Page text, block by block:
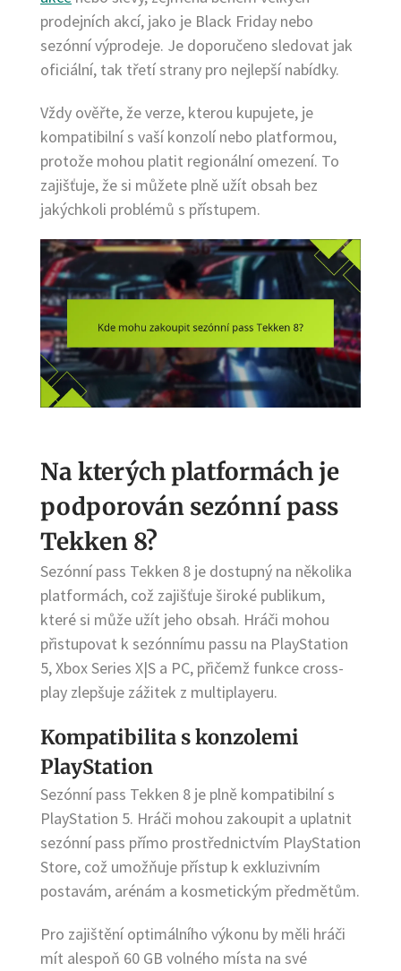
prodejních akcí, jako je Black Friday nebo
sezónní výprodeje. Je doporučeno sledovat jak
oficiální, tak třetí strany pro nejlepší nabídky.
Vždy ověřte, že verze, kterou kupujete, je
kompatibilní s vaší konzolí nebo platformou,
protože mohou platit regionální omezení. To
zajišťuje, že si můžete plně užít obsah bez
jakýchkoli problémů s přístupem.
Na kterých platformách je
podporován sezónní pass
Tekken 8?
Sezónní pass Tekken 8 je dostupný na několika
platformách, což zajišťuje široké publikum,
které si může užít jeho obsah. Hráči mohou
přistupovat k sezónnímu passu na PlayStation
5, Xbox Series X|S a PC, přičemž funkce cross-
play zlepšuje zážitek z multiplayeru.
Kompatibilita s konzolemi
PlayStation
Sezónní pass Tekken 8 je plně kompatibilní s
PlayStation 5. Hráči mohou zakoupit a uplatnit
sezónní pass přímo prostřednictvím PlayStation
Store, což umožňuje přístup k exkluzivním
postavám, arénám a kosmetickým předmětům.
Pro zajištění optimálního výkonu by měli hráči
mít alespoň 60 GB volného místa na své